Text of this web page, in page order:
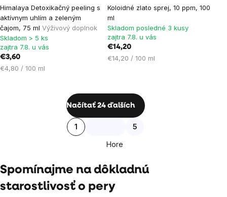
Himalaya Detoxikačný peeling s
aktívnym uhlím a zeleným
čajom, 75 ml Výživový doplnok
Skladom > 5 ks
zajtra 7.8. u vás
€3,60
Jednotková
€4,80 / 100 ml
Koloidné zlato sprej, 10 ppm, 100
ml
Skladom posledné 3 kusy
zajtra 7.8. u vás
€14,20
Jednotková
€14,20 / 100 ml
Ovládacie
výpisu
Načítať 24 ďalších
Stránkovanie
1 5
Hore
Spomínajme na dôkladnú
starostlivosť o pery